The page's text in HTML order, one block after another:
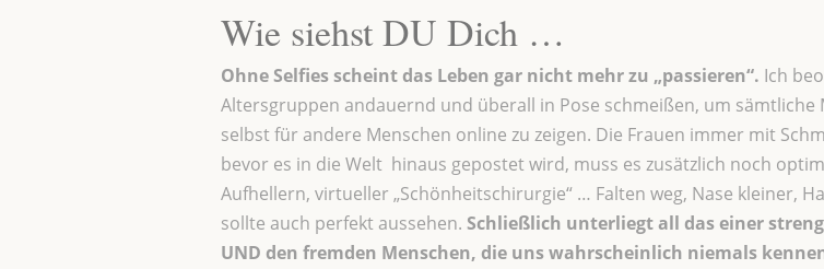
Wie siehst DU Dich …
Ohne Selfies scheint das Leben gar nicht mehr zu „passieren“. Ich
Altersgruppen andauernd und überall in Pose schmeißen, um sämtliche
selbst für andere Menschen online zu zeigen. Die Frauen immer mit
bevor es in die Welt hinaus gepostet wird, muss es zusätzlich noch
Aufhellern, virtueller „Schönheitschirurgie“ … Falten weg, Nase kleiner,
sollte auch perfekt aussehen. Schließlich unterliegt all das einer
UND den fremden Menschen, die uns wahrscheinlich niemals